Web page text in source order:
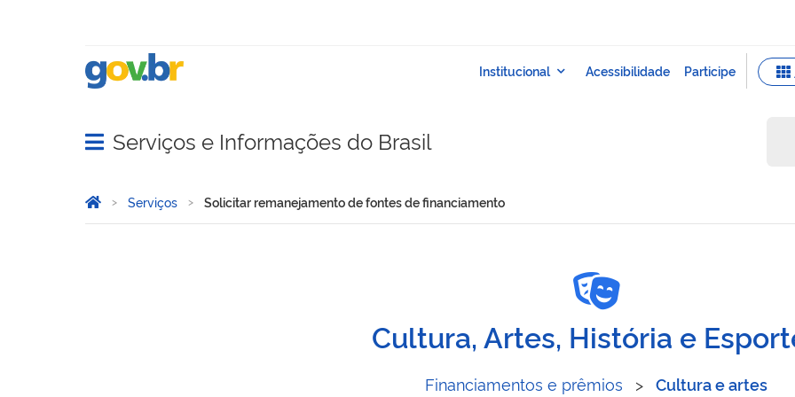
Abrir menu principal de navegação
Serviços e Informações do Brasil
Você está aqui:
Página Inicial
Serviços Solicitar remanejamento de fontes de financiamento
Cultura, Artes, História e
Financiamentos e prêmios > Cultura e artes